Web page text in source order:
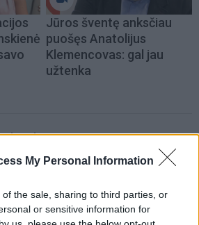
My Personal Information
the sale, sharing to third parties, or
or sensitive information for
Jūros šventę anksčiau
puošęs Anatolijus
Klemencovas: gal jau
užtenka
Trijų Zodiako ženklų jau
triumfas visuose reikaluose